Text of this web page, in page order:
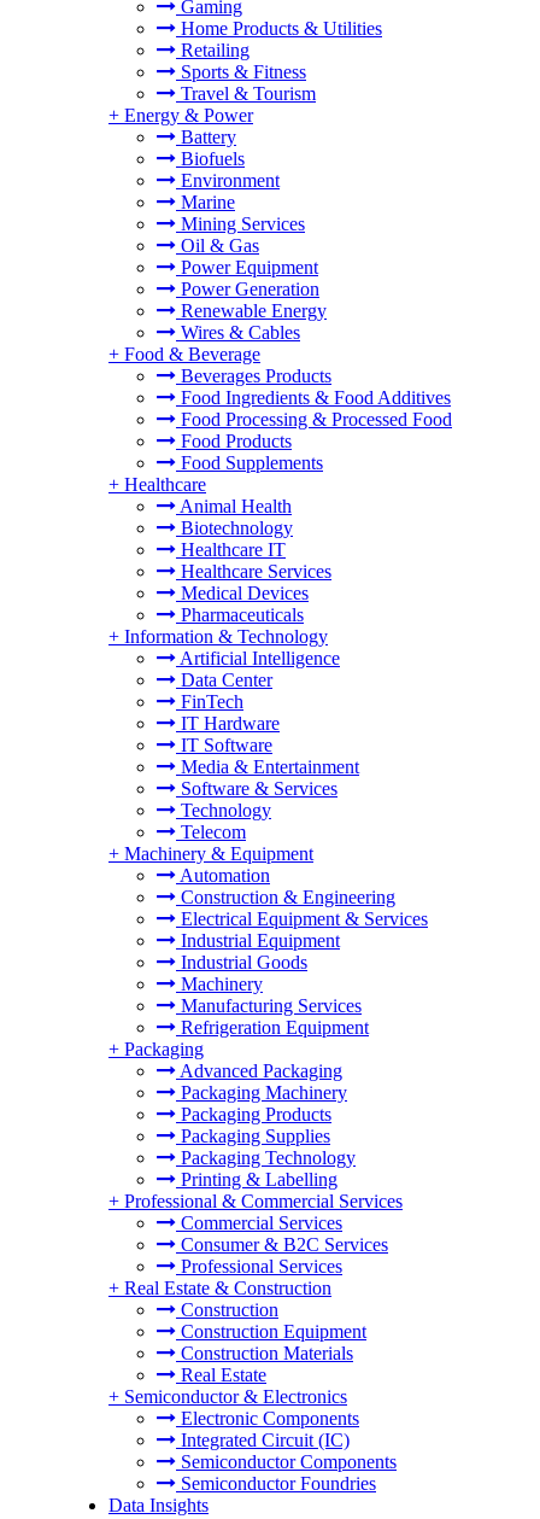
Gaming
Home Products & Utilities
Retailing
Sports & Fitness
Travel & Tourism
+ Energy & Power
Battery
Biofuels
Environment
Marine
Mining Services
Oil & Gas
Power Equipment
Power Generation
Renewable Energy
Wires & Cables
+ Food & Beverage
Beverages Products
Food Ingredients & Food Additives
Food Processing & Processed Food
Food Products
Food Supplements
+ Healthcare
Animal Health
Biotechnology
Healthcare IT
Healthcare Services
Medical Devices
Pharmaceuticals
+ Information & Technology
Artificial Intelligence
Data Center
FinTech
IT Hardware
IT Software
Media & Entertainment
Software & Services
Technology
Telecom
+ Machinery & Equipment
Automation
Construction & Engineering
Electrical Equipment & Services
Industrial Equipment
Industrial Goods
Machinery
Manufacturing Services
Refrigeration Equipment
+ Packaging
Advanced Packaging
Packaging Machinery
Packaging Products
Packaging Supplies
Packaging Technology
Printing & Labelling
+ Professional & Commercial Services
Commercial Services
Consumer & B2C Services
Professional Services
+ Real Estate & Construction
Construction
Construction Equipment
Construction Materials
Real Estate
+ Semiconductor & Electronics
Electronic Components
Integrated Circuit (IC)
Semiconductor Components
Semiconductor Foundries
Data Insights